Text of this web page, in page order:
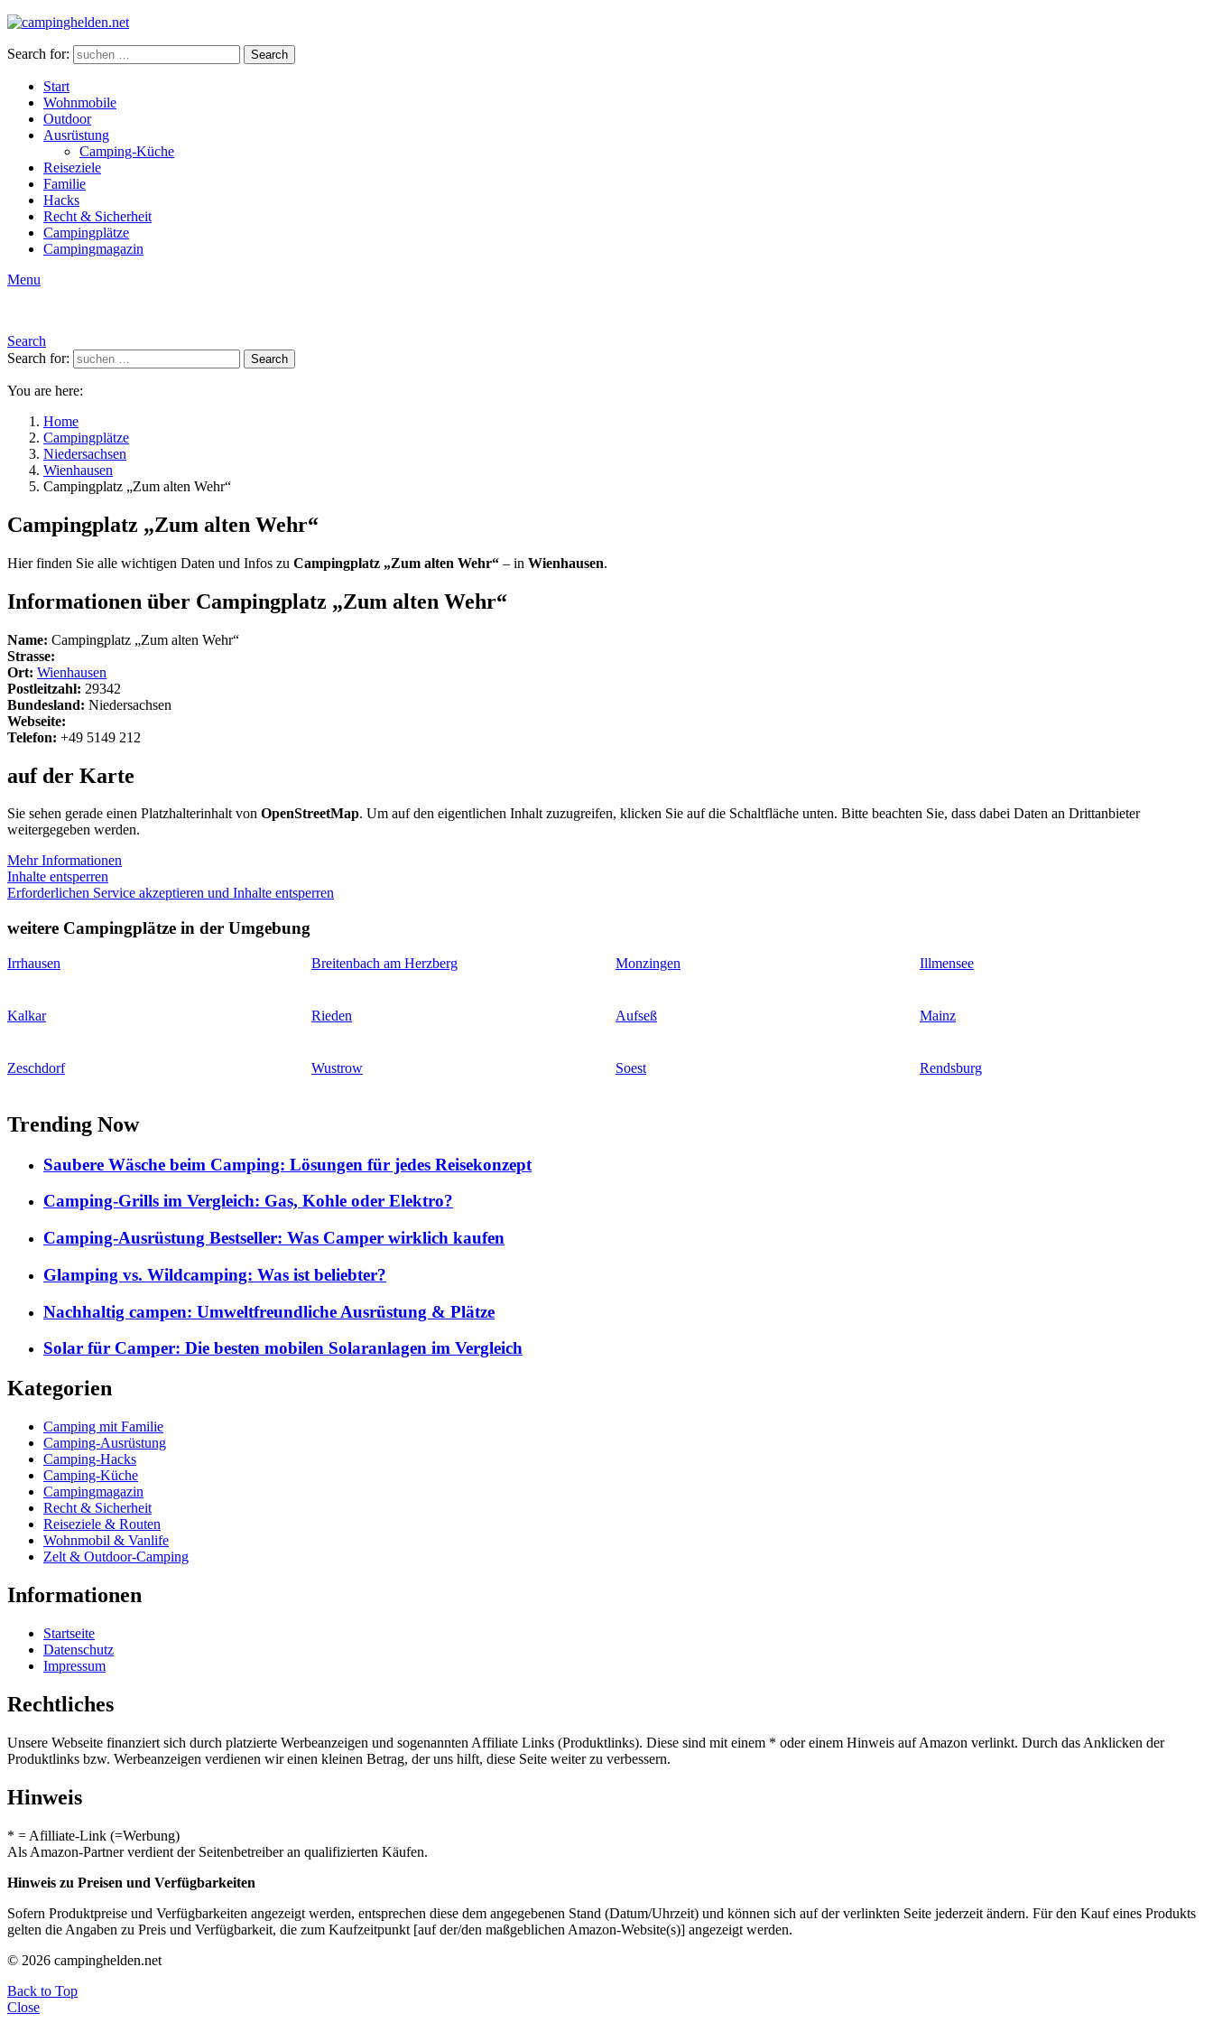
Search for: Search
Start
Wohnmobile
Outdoor
Ausrüstung
Camping-Küche
Reiseziele
Familie
Hacks
Recht & Sicherheit
Campingplätze
Campingmagazin
Menu
Search
Search for:
Search
You are here:
Home
Campingplätze
Niedersachsen
Wienhausen
Campingplatz „Zum alten Wehr“
Campingplatz „Zum alten Wehr“
Hier finden Sie alle wichtigen Daten und Infos zu Campingplatz „Zum alten Wehr“ – in Wienhausen.
Informationen über Campingplatz „Zum alten Wehr“
Name: Campingplatz „Zum alten Wehr“
Strasse:
Ort: Wienhausen
Postleitzahl: 29342
Bundesland: Niedersachsen
Webseite:
Telefon: +49 5149 212
auf der Karte
Sie sehen gerade einen Platzhalterinhalt von OpenStreetMap. Um auf den eigentlichen Inhalt zuzugreifen, klicken Sie auf die Schaltfläche unten. Bitte beachten Sie, dass dabei Daten an Drittanbieter
weitergegeben werden.
Mehr Informationen
Inhalte entsperren
Erforderlichen Service akzeptieren und Inhalte entsperren
weitere Campingplätze in der Umgebung
Irrhausen Breitenbach am Herzberg Monzingen Illmensee
Kalkar Rieden Aufseß Mainz
Zeschdorf Wustrow Soest Rendsburg
Trending Now
Saubere Wäsche beim Camping: Lösungen für jedes Reisekonzept
Camping-Grills im Vergleich: Gas, Kohle oder Elektro?
Camping-Ausrüstung Bestseller: Was Camper wirklich kaufen
Glamping vs. Wildcamping: Was ist beliebter?
Nachhaltig campen: Umweltfreundliche Ausrüstung & Plätze
Solar für Camper: Die besten mobilen Solaranlagen im Vergleich
Kategorien
Camping mit Familie
Camping-Ausrüstung
Camping-Hacks
Camping-Küche
Campingmagazin
Recht & Sicherheit
Reiseziele & Routen
Wohnmobil & Vanlife
Zelt & Outdoor-Camping
Informationen
Startseite
Datenschutz
Impressum
Rechtliches
Unsere Webseite finanziert sich durch platzierte Werbeanzeigen und sogenannten Affiliate Links (Produktlinks). Diese sind mit einem * oder einem Hinweis auf Amazon verlinkt. Durch das Anklicken der
Produktlinks bzw. Werbeanzeigen verdienen wir einen kleinen Betrag, der uns hilft, diese Seite weiter zu verbessern.
Hinweis
* = Afilliate-Link (=Werbung)
Als Amazon-Partner verdient der Seitenbetreiber an qualifizierten Käufen.
Hinweis zu Preisen und Verfügbarkeiten
Sofern Produktpreise und Verfügbarkeiten angezeigt werden, entsprechen diese dem angegebenen Stand (Datum/Uhrzeit) und können sich auf der verlinkten Seite jederzeit ändern. Für den Kauf eines Produkts
gelten die Angaben zu Preis und Verfügbarkeit, die zum Kaufzeitpunkt [auf der/den maßgeblichen Amazon-Website(s)] angezeigt werden.
© 2026 campinghelden.net
Back to Top
Close